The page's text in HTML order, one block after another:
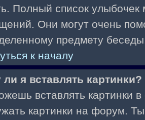
Полный список
Они могут очень
предмету
к началу
ли я вставлять картинки?
вставлять картинки
картинки на форум.